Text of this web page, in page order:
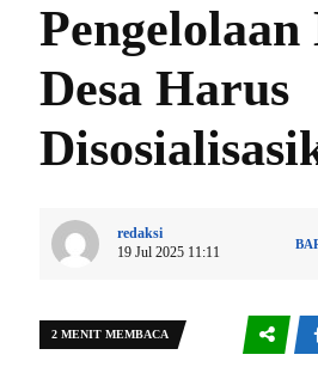
Pengelolaan
Desa Harus
redaksi
19 Jul 2025 11:11
2 MENIT MEMBACA